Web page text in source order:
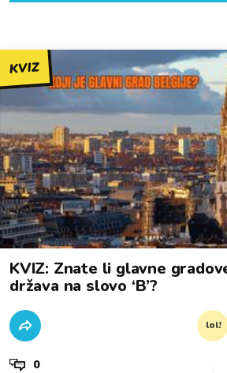
KVIZ
KVIZ: Znate li glavne
država na slovo ‘B’?
lol!
0